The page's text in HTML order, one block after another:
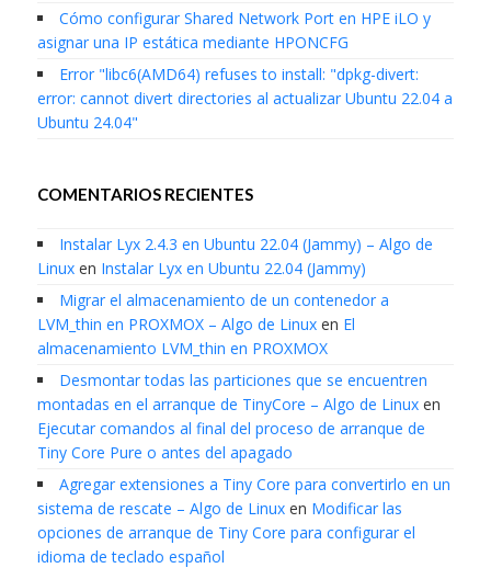
Cómo configurar Shared Network Port en HPE iLO y
asignar una IP estática mediante HPONCFG
Error "libc6(AMD64) refuses to install: "dpkg-divert:
error: cannot divert directories al actualizar Ubuntu 22.04 a
Ubuntu 24.04"
COMENTARIOS RECIENTES
Instalar Lyx 2.4.3 en Ubuntu 22.04 (Jammy) – Algo de
Linuxen Instalar Lyx en Ubuntu 22.04 (Jammy)
Migrar el almacenamiento de un contenedor a
LVM_thin en PROXMOX – Algo de Linuxen El
almacenamiento LVM_thin en PROXMOX
Desmontar todas las particiones que se encuentren
montadas en el arranque de TinyCore – Algo de Linuxen
Ejecutar comandos al final del proceso de arranque de
Tiny Core Pure o antes del apagado
Agregar extensiones a Tiny Core para convertirlo en un
sistema de rescate – Algo de Linuxen Modificar las
opciones de arranque de Tiny Core para configurar el
idioma de teclado español